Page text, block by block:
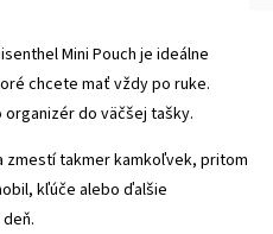
Mini Pouch je ideálne
chcete mať vždy po ruke.
do väčšej tašky.
zmestí takmer kamkoľvek, pritom
kľúče alebo ďalšie